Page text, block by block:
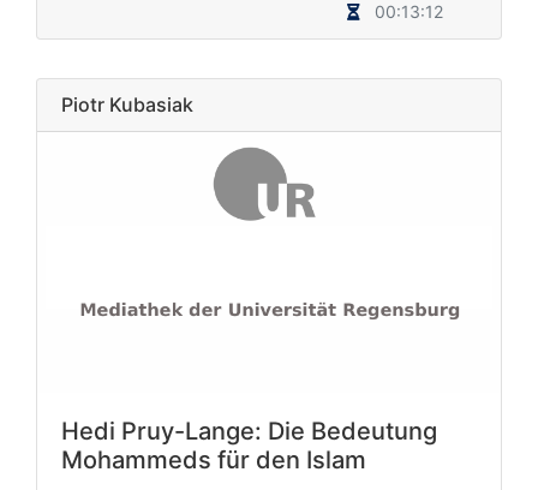
00:13:12
Piotr Kubasiak
Hedi Pruy-Lange: Die Bedeutung
Mohammeds für den Islam